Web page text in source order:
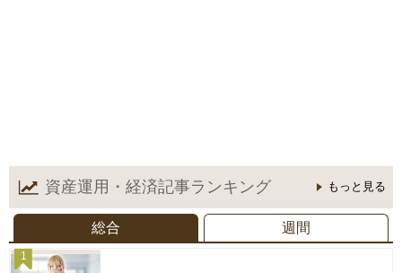
資産運用・経済記事ランキング もっと見る
総合 週間
1